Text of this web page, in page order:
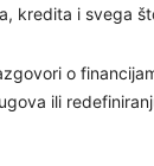
kredita i svega
o
ili